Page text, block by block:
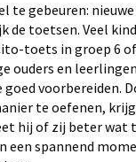
te gebeuren:
de toetsen. Veel
toets in groep 6
ouders en
goed voorbereiden.
te oefenen,
hij of zij beter wat
een spannend